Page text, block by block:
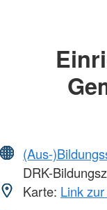
(Aus-
DRK-
Karte: Link